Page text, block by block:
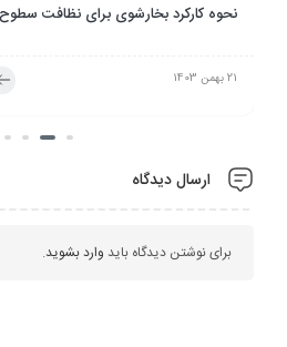
راه‌هایی ارزان برای گرم نگه داشتن خانه
14 آذر 1403
ارسال دیدگاه
برای نوشتن دیدگاه باید وارد بشوید.